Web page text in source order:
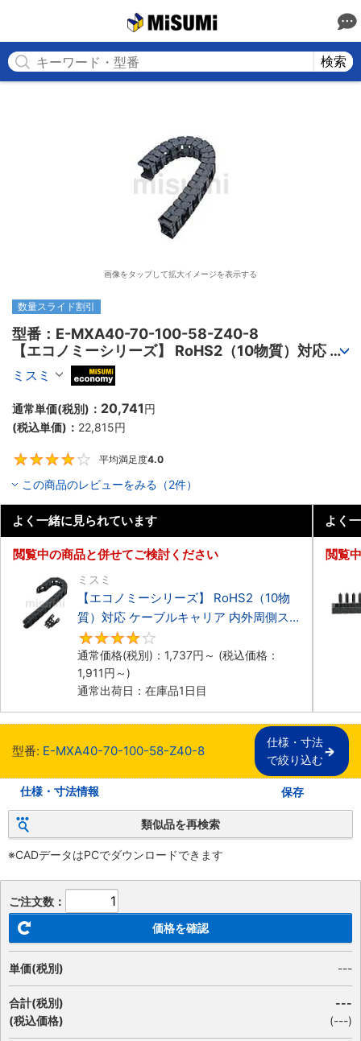
検索
画像をタップして拡大イメージを表示する
数量スライド割引
型番：E-MXA40-70-100-58-Z40-8
【エコノミーシリーズ】 RoHS2（10物質）対応 ケ
ーブルキャリア 低発塵・低騒音タイプ
ミスミ
通常単価(税別)： 20,741円
(税込単価)： 22,815円
平均満足度4.0
この商品のレビューをみる（2件）
よく一緒に見られています
閲覧中の商品と併せてご検討ください
ミスミ
【エコノミーシリーズ】 RoHS2（10物
質）対応 ケーブルキャリア 内外周側ス
ナップ開閉タイプ
通常価格(税別)： 1,737円 ～ (税込価格：
1,911円 ～)
通常出荷日：在庫品1日目
よく
閲覧
型番: E-MXA40-70-100-58-Z40-8
仕様・寸法
で絞り込む
仕様・寸法情報 保存
類似品を再検索
※CADデータはPCでダウンロードできます
ご注文数：
価格を確認
単価(税別) ---
合計(税別)
(税込価格)
---
(---)